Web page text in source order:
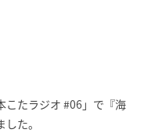
こたラジオ #06」で『海
た。